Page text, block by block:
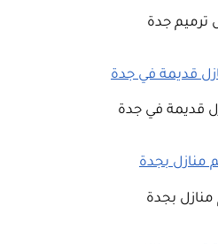
ترميم جدة
قديمة في جدة
منازل بجدة